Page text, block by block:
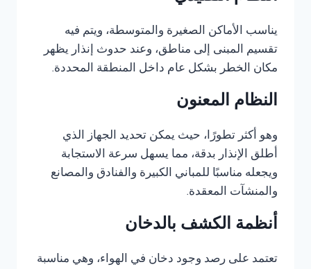
يناسب الأماكن الصغيرة والمتوسطة، ويتم فيه
تقسيم المبنى إلى مناطق، وعند حدوث إنذار يظهر
مكان الخطر بشكل عام داخل المنطقة المحددة.
النظام المعنون
وهو أكثر تطورًا، حيث يمكن تحديد الجهاز الذي
أطلق الإنذار بدقة، مما يسهل سرعة الاستجابة
ويجعله مناسبًا للمباني الكبيرة والفنادق والمصانع
والمنشآت المعقدة.
أنظمة الكشف بالدخان
تعتمد على رصد وجود دخان في الهواء، وهي مناسبة